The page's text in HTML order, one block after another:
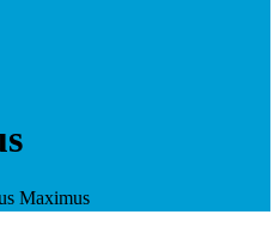
Maximus